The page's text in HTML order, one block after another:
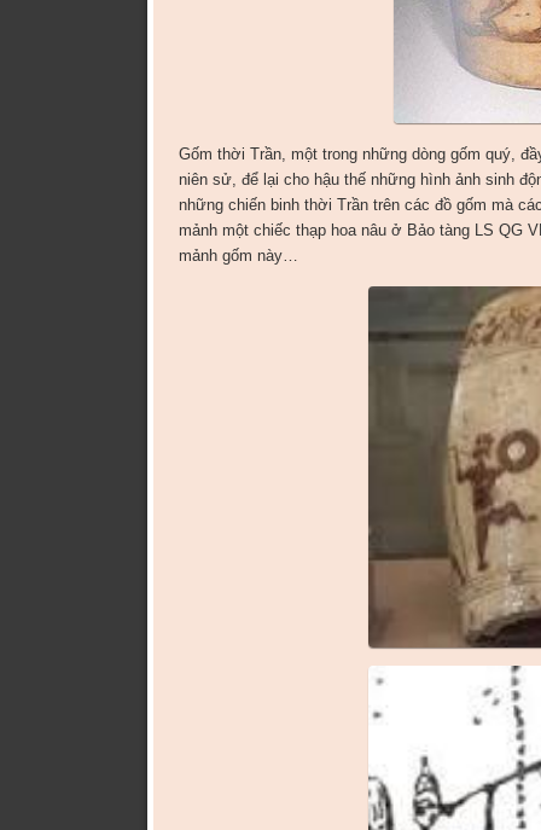
Gốm thời Trần, một trong những dòng gốm quý,
niên sử, để lại cho hậu thế những hình ảnh sinh
những chiến binh thời Trần trên các đồ gốm mà
mảnh một chiếc thạp hoa nâu ở Bảo tàng LS QG
mảnh gốm này…